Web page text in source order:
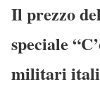
Il prezzo
speciale
militari